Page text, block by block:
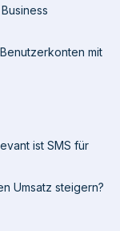
mit
ist SMS für
Umsatz steigern?